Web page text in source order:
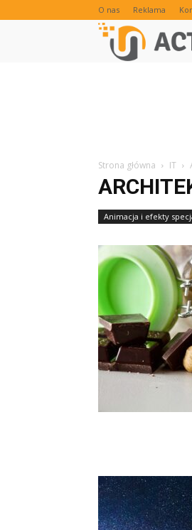
O nas Reklama
Strona główna IT
Animacja i efekty